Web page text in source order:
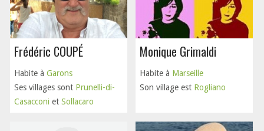
Frédéric COUPÉ
Habite à Garons
Ses villages sont Prunelli-di-
Casacconi et Sollacaro
Monique Grimaldi
Habite à Marseille
Son village est Rogliano